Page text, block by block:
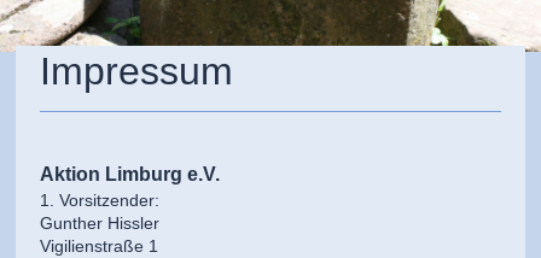
Impressum
Aktion Limburg e.V.
1. Vorsitzender:
Gunther Hissler
Vigilienstraße 1